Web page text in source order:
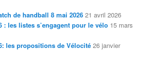
de handball 8 mai 2026 21 avril 2026
: les listes s’engagent pour le vélo 15 mars
les propositions de Vélocité 26 janvier